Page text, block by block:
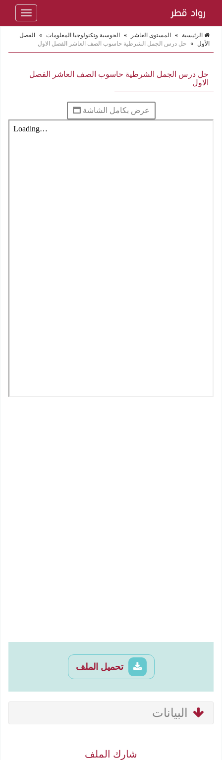
Toggle
الرئيسية » المستوى العاشر » الحوسبة وتكنولوجيا المعلومات »
الفصل
الأول » حل درس الجمل الشرطية حاسوب الصف العاشر الفصل الاول
حل درس الجمل الشرطية حاسوب الصف العاشر الفصل
الاول
عرض بكامل الشاشة
تحميل الملف
البيانات
شارك الملف